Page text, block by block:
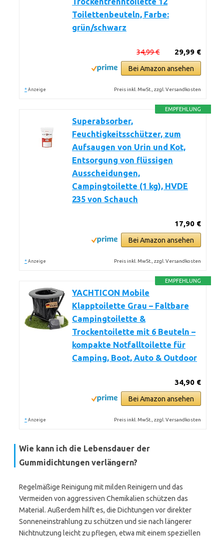
Toilettenbeuteln, Farbe:
grün/schwarz
29,99 €
34,99 €
Bei Amazon ansehen
* Anzeige Preis inkl. MwSt., zzgl. Versandkosten
EMPFEHLUNG
Superabsorber,
Feuchtigkeitsschützer, zum
Aufsaugen von Urin und Kot,
Entsorgung von flüssigen
Ausscheidungen,
Campingtoilette (1 kg), HVDE
235 von Schauch
17,90 €
Bei Amazon ansehen
* Anzeige Preis inkl. MwSt., zzgl. Versandkosten
EMPFEHLUNG
YACHTICON Mobile
Klapptoilette Grau – Faltbare
Campingtoilette &
Trockentoilette mit 6 Beuteln –
kompakte Notfalltoilette für
Camping, Boot, Auto & Outdoor
34,90 €
Bei Amazon ansehen
* Anzeige Preis inkl. MwSt., zzgl. Versandkosten
Wie kann ich die Lebensdauer der
Gummidichtungen verlängern?
Regelmäßige Reinigung mit milden Reinigern und das
Vermeiden von aggressiven Chemikalien schützen das
Material. Außerdem hilft es, die Dichtungen vor direkter
Sonneneinstrahlung zu schützen und sie nach längerer
Nichtnutzung leicht zu pflegen, etwa mit einem speziellen